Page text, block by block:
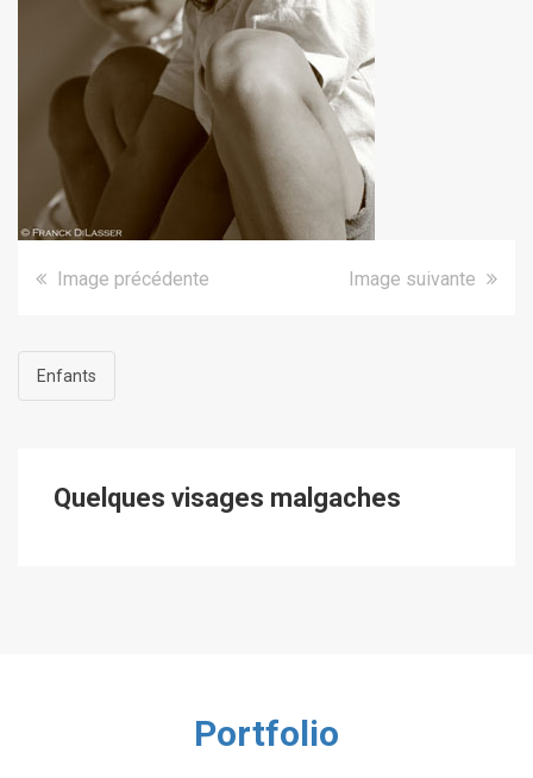
Image précédente Image suivante
Enfants
Quelques visages malgaches
Portfolio